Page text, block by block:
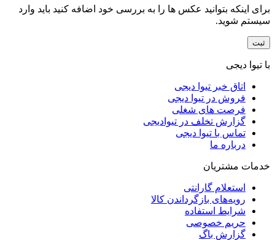
برای اینکه بتوانید عکس ها را به بررسی خود اضافه کنید باید وارد
سیستم شوید.
با تیوا دیجی
اتاق خبر تیوا دیجی
فروش در تیوا دیجی
فرصت های شغلی
گزارش تخلف در تیوادیجی
تماس با تیوا دیجی
درباره ما
خدمات مشتریان
استعلام گارانتی
رویه‌های بازگرداندن کالا
شرایط استفاده
حریم خصوصی
گزارش باگ